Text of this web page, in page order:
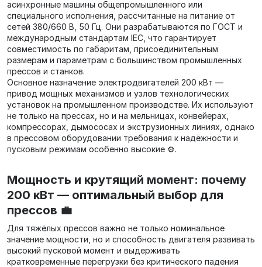
асинхронные машины общепромышленного или
специального исполнения, рассчитанные на питание от
сетей 380/660 В, 50 Гц. Они разрабатываются по ГОСТ и
международным стандартам IEC, что гарантирует
совместимость по габаритам, присоединительным
размерам и параметрам с большинством промышленных
прессов и станков.
Основное назначение электродвигателей 200 кВт —
привод мощных механизмов и узлов технологических
установок на промышленном производстве. Их используют
не только на прессах, но и на мельницах, конвейерах,
компрессорах, дымососах и экструзионных линиях, однако
в прессовом оборудовании требования к надёжности и
пусковым режимам особенно высокие ⚙️.
Мощность и крутящий момент: почему
200 кВт — оптимальный выбор для
прессов 💼
Для тяжёлых прессов важно не только номинальное
значение мощности, но и способность двигателя развивать
высокий пусковой момент и выдерживать
кратковременные перегрузки без критического падения